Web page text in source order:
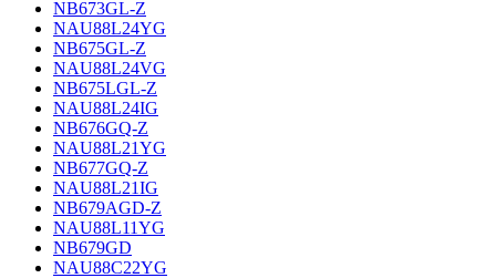
NB673GL-Z
NAU88L24YG
NB675GL-Z
NAU88L24VG
NB675LGL-Z
NAU88L24IG
NB676GQ-Z
NAU88L21YG
NB677GQ-Z
NAU88L21IG
NB679AGD-Z
NAU88L11YG
NB679GD
NAU88C22YG